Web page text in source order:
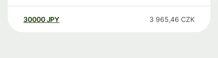
30000 JPY 3 965,46 CZK